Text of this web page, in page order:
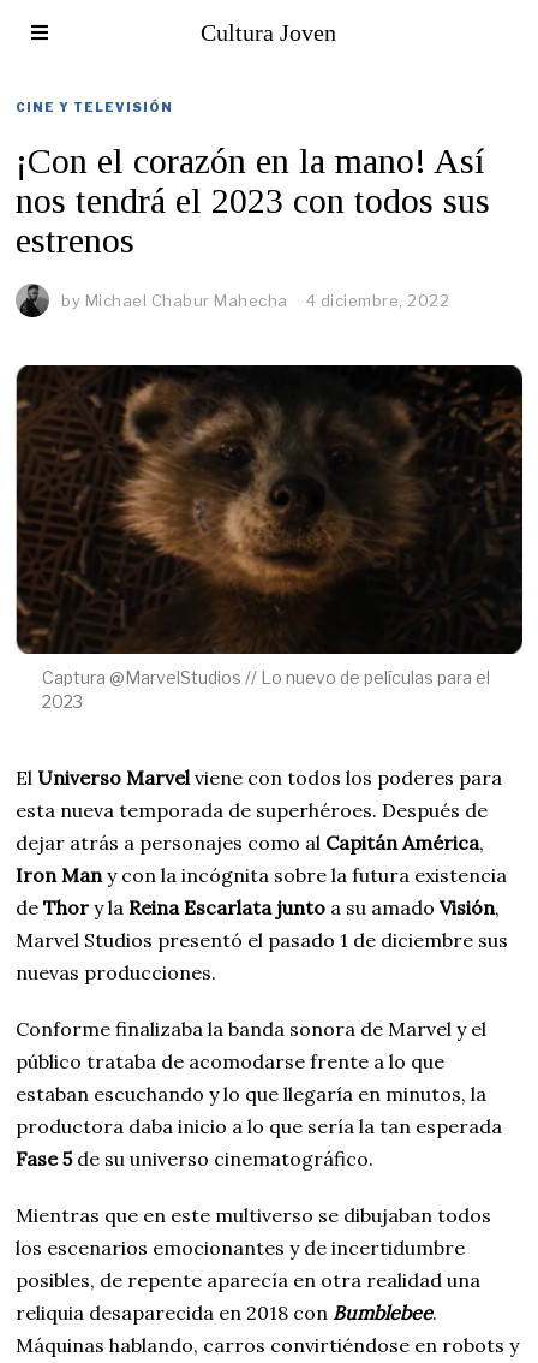
Cultura Joven
CINE Y TELEVISIÓN
¡Con el corazón en la mano! Así
nos tendrá el 2023 con todos sus
estrenos
by Michael Chabur Mahecha 4 diciembre, 2022
Captura @MarvelStudios // Lo nuevo de películas para el
2023
El Universo Marvelviene con todos los poderes para
esta nueva temporada de superhéroes. Después de
dejar atrás a personajes como al Capitán América,
Iron Man y con la incógnita sobre la futura existencia
deThor y la Reina Escarlata junto a su amadoVisión,
Marvel Studios presentó el pasado 1 de diciembre sus
nuevas producciones.
Conforme finalizaba la banda sonora de Marvel y el
público trataba de acomodarse frente a lo que
estaban escuchando y lo que llegaría en minutos, la
productora daba inicio a lo que sería la tan esperada
Fase 5de su universo cinematográfico.
Mientras que en este multiverso se dibujaban todos
los escenarios emocionantes y de incertidumbre
posibles, de repente aparecía en otra realidad una
reliquia desaparecida en 2018 con Bumblebee.
Máquinas hablando, carros convirtiéndose en robots y